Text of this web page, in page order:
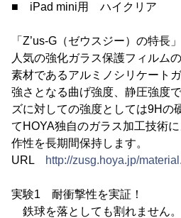
■ iPad mini用 ハイクリア
「Z’us-G（ゼウスジー）の特長」
人気の強化ガラス保護フィルム
素材であるアルミノシリケート
強さとなる曲げ強度、静圧強度
ズに対しての強度としては9Hの
てHOYA独自のガラス加工技術
作性を長期間保持します。
URL
http://zusg.hoya.jp/
実験1 耐衝撃性を実証！
鉄球を落としても割れません。